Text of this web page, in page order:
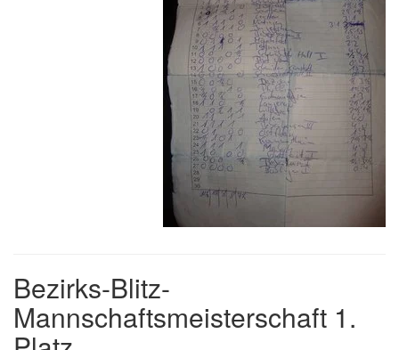
Bezirks-Blitz-
Mannschaftsmeisterschaft 1.